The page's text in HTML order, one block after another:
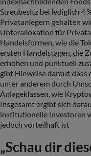
Streubesitz bei lediglich 4
Privatanlegern gehalten
Unterallokation für
Handelsformen, wie die
ersten Handelstagen, die
erhöhen und punktuell
gibt Hinweise darauf,
unter anderem durch
Anlageklassen, wie
Insgesamt ergibt sich
institutionelle Investoren
jedoch vorteilhaft ist
„Schau dir